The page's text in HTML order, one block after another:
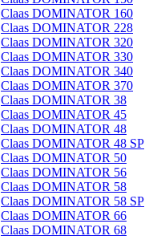
Claas DOMINATOR 160
Claas DOMINATOR 228
Claas DOMINATOR 320
Claas DOMINATOR 330
Claas DOMINATOR 340
Claas DOMINATOR 370
Claas DOMINATOR 38
Claas DOMINATOR 45
Claas DOMINATOR 48
Claas DOMINATOR 48 SP
Claas DOMINATOR 50
Claas DOMINATOR 56
Claas DOMINATOR 58
Claas DOMINATOR 58 SP
Claas DOMINATOR 66
Claas DOMINATOR 68